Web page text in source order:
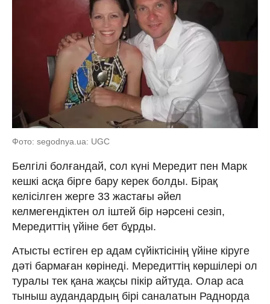
Фото: segodnya.ua: UGC
Белгілі болғандай, сол күні Мередит пен Марк
кешкі асқа бірге бару керек болды. Бірақ
келісілген жерге 33 жастағы әйел
келмегендіктен ол іштей бір нәрсені сезіп,
Мередиттің үйіне бет бұрды.
Атысты естіген ер адам сүйіктісінің үйіне кіруге
дәті бармаған көрінеді. Мередиттің көршілері ол
туралы тек қана жақсы пікір айтуда. Олар аса
тыныш аудандардың бірі саналатын Раднорда